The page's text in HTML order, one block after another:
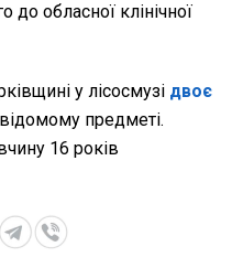
до обласної клінічної
у лісосмузі двоє
предметі.
16 років